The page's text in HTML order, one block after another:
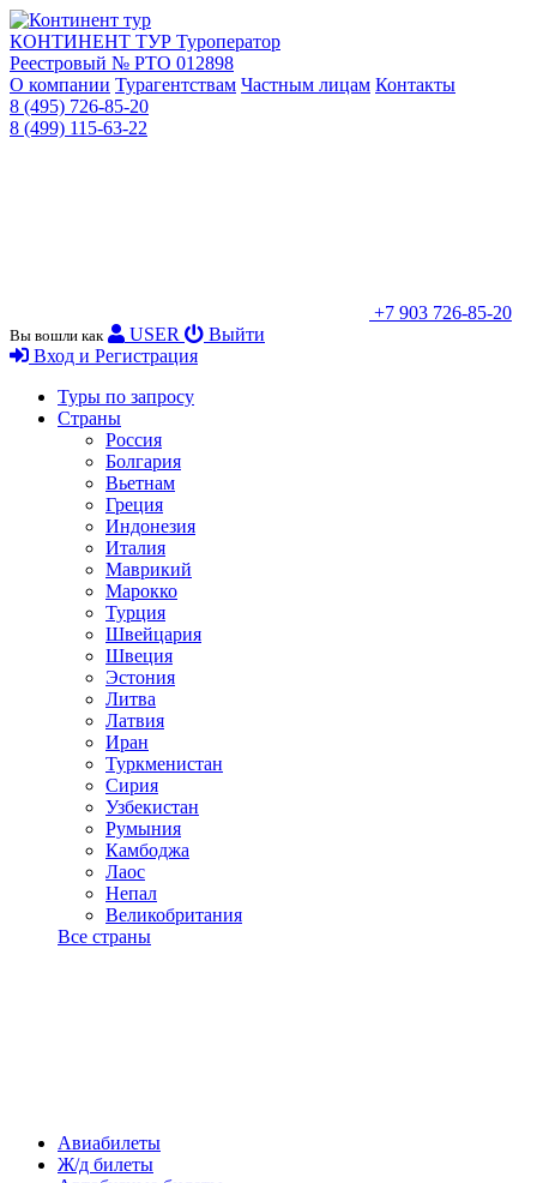
КОНТИНЕНТ ТУР Туроператор
Реестровый № РТО 012898
О компании Турагентствам Частным лицам Контакты
8 (495) 726-85-20
8 (499) 115-63-22
+7 903 726-85-20
Вы вошли как USER
Выйти
Вход и Регистрация
Туры по запросу
Страны
Россия
Болгария
Вьетнам
Греция
Индонезия
Италия
Маврикий
Марокко
Турция
Швейцария
Швеция
Эстония
Литва
Латвия
Иран
Туркменистан
Сирия
Узбекистан
Румыния
Камбоджа
Лаос
Непал
Великобритания
Все страны
Авиабилеты
Ж/д билеты